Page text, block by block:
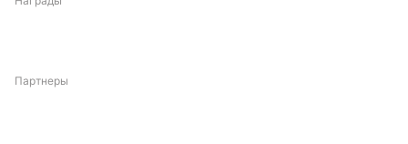
Партнеры